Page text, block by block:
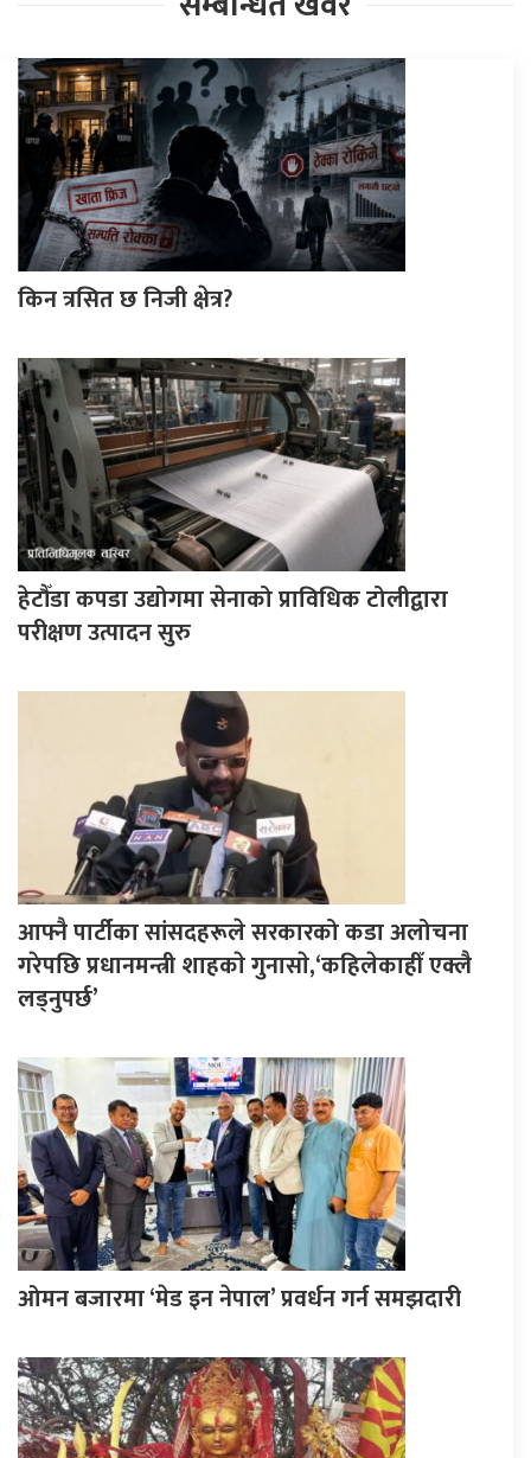
किन त्रसित छ निजी क्षेत्र?
हेटौँडा कपडा उद्योगमा सेनाको प्राविधिक टोलीद्वारा
परीक्षण उत्पादन सुरु
आफ्नै पार्टीका सांसदहरूले सरकारको कडा अलोचना
गरेपछि प्रधानमन्त्री शाहकाे गुनासाे,‘कहिलेकाहीँ एक्लै
लड्नुपर्छ’
ओमन बजारमा ‘मेड इन नेपाल’ प्रवर्धन गर्न समझदारी